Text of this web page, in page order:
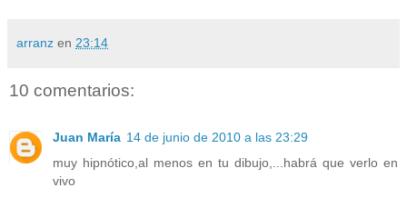
arranz en 23:14
10 comentarios:
Juan María 14 de junio de 2010 a las 23:29
muy hipnótico,al menos en tu dibujo,...habrá que verlo en
vivo